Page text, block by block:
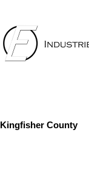
Kingfisher County